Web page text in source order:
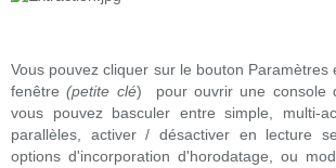
Vous pouvez cliquer sur le bouton Paramètres
fenêtre(petite clé) pour ouvrir une console
vous pouvez basculer entre simple multi-
parallèles
activer / désactiver en lecture
options d'incorporation d'horodatage ou